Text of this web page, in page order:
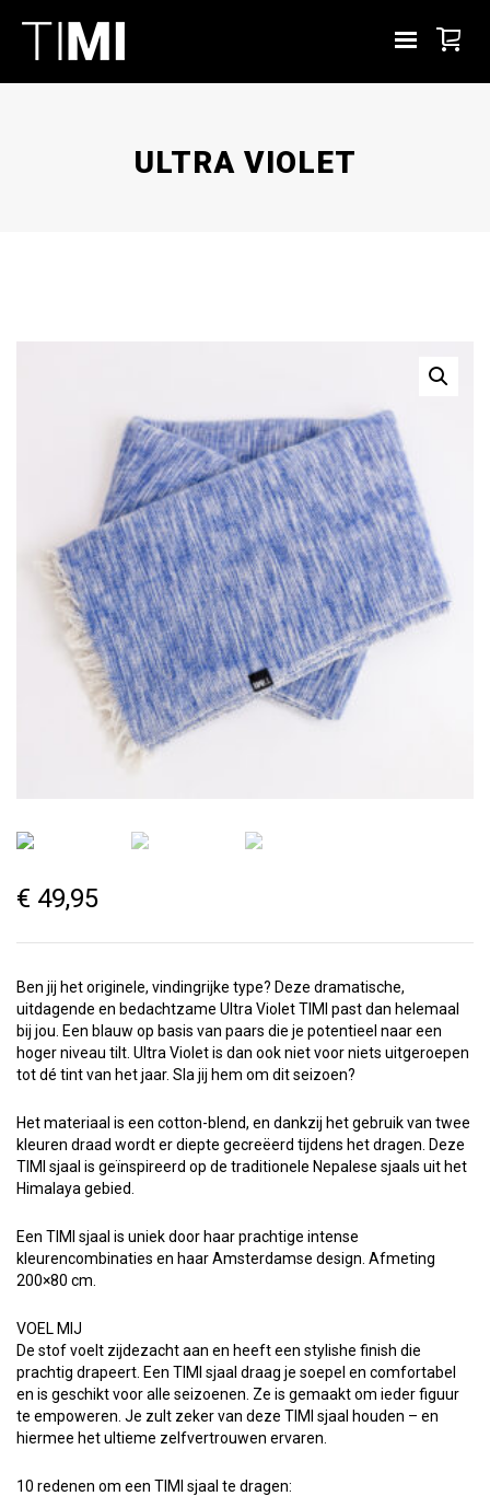
ULTRA VIOLET
€ 49,95
Ben jij het originele, vindingrijke type? Deze dramatische,
uitdagende en bedachtzame Ultra Violet TIMI past dan helemaal
bij jou. Een blauw op basis van paars die je potentieel naar een
hoger niveau tilt. Ultra Violet is dan ook niet voor niets uitgeroepen
tot dé tint van het jaar. Sla jij hem om dit seizoen?
Het materiaal is een cotton-blend, en dankzij het gebruik van twee
kleuren draad wordt er diepte gecreëerd tijdens het dragen. Deze
TIMI sjaal is geïnspireerd op de traditionele Nepalese sjaals uit het
Himalaya gebied.
Een TIMI sjaal is uniek door haar prachtige intense
kleurencombinaties en haar Amsterdamse design. Afmeting
200×80 cm.
VOEL MIJ
De stof voelt zijdezacht aan en heeft een stylishe finish die
prachtig drapeert. Een TIMI sjaal draag je soepel en comfortabel
en is geschikt voor alle seizoenen. Ze is gemaakt om ieder figuur
te empoweren. Je zult zeker van deze TIMI sjaal houden – en
hiermee het ultieme zelfvertrouwen ervaren.
10 redenen om een TIMI sjaal te dragen: